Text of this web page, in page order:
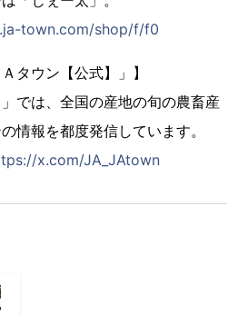
town.com/shop/f/f0
タウン【公式】」】
では、全国の産地の旬の農畜産
情報を都度発信しています。
x.com/JA_JAtown